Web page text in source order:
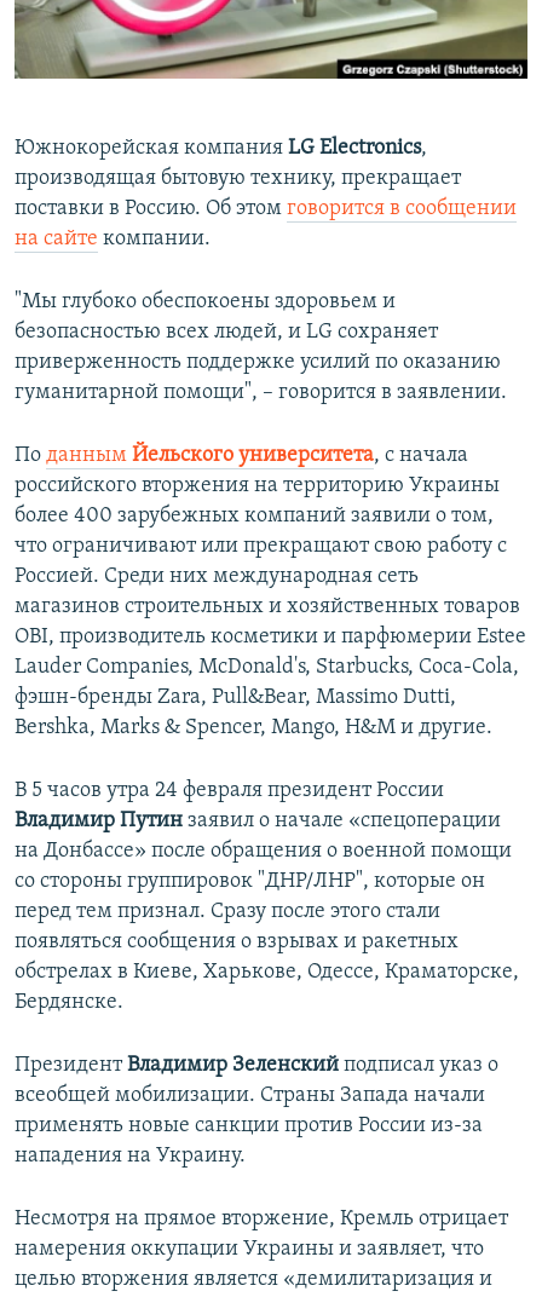
ПОБЕДИТЕЛЕЙ НЕ СУДЯТ?
КРЫМ.НЕПОКОРЕННЫЙ
УКРАИНСКАЯ ПРОБЛЕМА КРЫМА
ПРИСОЕДИНЯЙТЕСЬ!
Все сайты RFE/RL
Южнокорейская компания LG Electronics,
производящая бытовую технику, прекращает
поставки в Россию. Об этом говорится в сообщении
на сайте компании.
"Мы глубоко обеспокоены здоровьем и
безопасностью всех людей, и LG сохраняет
приверженность поддержке усилий по оказанию
гуманитарной помощи", – говорится в заявлении.
По данным Йельского университета, с начала
российского вторжения на территорию Украины
более 400 зарубежных компаний заявили о том,
что ограничивают или прекращают свою работу с
Россией. Среди них международная сеть
магазинов строительных и хозяйственных товаров
OBI, производитель косметики и парфюмерии Estee
Lauder Companies, McDonald's, Starbucks, Coca-Cola,
фэшн-бренды Zara, Pull&Bear, Massimo Dutti,
Bershka, Marks & Spencer, Mango, H&M и другие.
В 5 часов утра 24 февраля президент России
Владимир Путин заявил о начале «спецоперации
на Донбассе» после обращения о военной помощи
со стороны группировок "ДНР/ЛНР", которые он
перед тем признал. Сразу после этого стали
появляться сообщения о взрывах и ракетных
обстрелах в Киеве, Харькове, Одессе, Краматорске,
Бердянске.
ПрезидентВладимир Зеленский подписал указ о
всеобщей мобилизации. Страны Запада начали
применять новые санкции против России из-за
нападения на Украину.
Несмотря на прямое вторжение, Кремль отрицает
намерения оккупации Украины и заявляет, что
целью вторжения является «демилитаризация и